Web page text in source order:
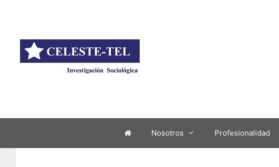
Nosotros Profesionalidad